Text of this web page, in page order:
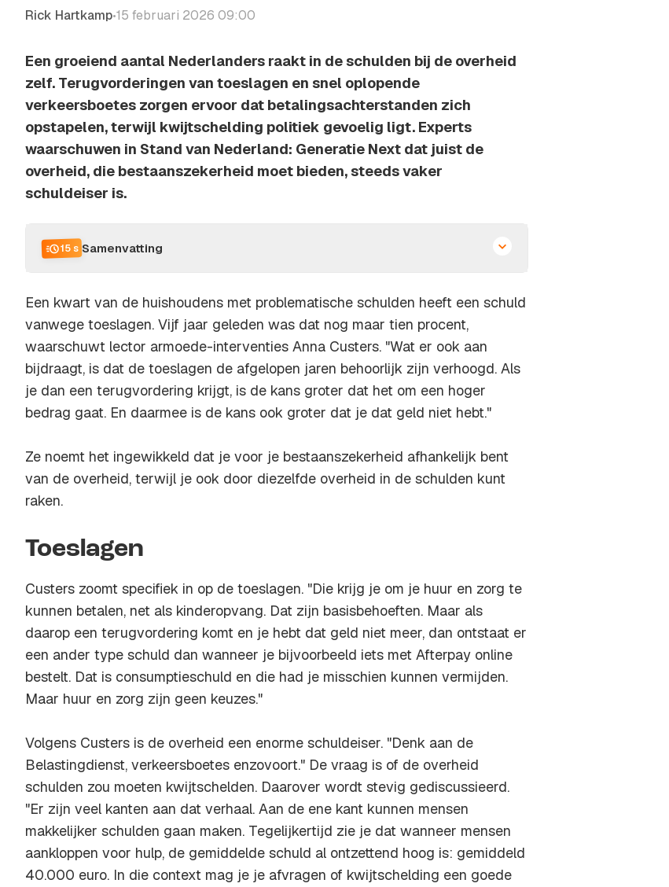
Rick Hartkamp•15 februari 2026 09:00
Een groeiend aantal Nederlanders raakt in de schulden bij de overheid
zelf. Terugvorderingen van toeslagen en snel oplopende
verkeersboetes zorgen ervoor dat betalingsachterstanden zich
opstapelen, terwijl kwijtschelding politiek gevoelig ligt. Experts
waarschuwen in Stand van Nederland: Generatie Next dat juist de
overheid, die bestaanszekerheid moet bieden, steeds vaker
schuldeiser is.
15 s Samenvatting
Een kwart van de huishoudens met problematische schulden heeft een schuld
vanwege toeslagen. Vijf jaar geleden was dat nog maar tien procent,
waarschuwt lector armoede-interventies Anna Custers. "Wat er ook aan
bijdraagt, is dat de toeslagen de afgelopen jaren behoorlijk zijn verhoogd. Als
je dan een terugvordering krijgt, is de kans groter dat het om een hoger
bedrag gaat. En daarmee is de kans ook groter dat je dat geld niet hebt."
Ze noemt het ingewikkeld dat je voor je bestaanszekerheid afhankelijk bent
van de overheid, terwijl je ook door diezelfde overheid in de schulden kunt
raken.
Toeslagen
Custers zoomt specifiek in op de toeslagen. "Die krijg je om je huur en zorg te
kunnen betalen, net als kinderopvang. Dat zijn basisbehoeften. Maar als
daarop een terugvordering komt en je hebt dat geld niet meer, dan ontstaat er
een ander type schuld dan wanneer je bijvoorbeeld iets met Afterpay online
bestelt. Dat is consumptieschuld en die had je misschien kunnen vermijden.
Maar huur en zorg zijn geen keuzes."
Volgens Custers is de overheid een enorme schuldeiser. "Denk aan de
Belastingdienst, verkeersboetes enzovoort." De vraag is of de overheid
schulden zou moeten kwijtschelden. Daarover wordt stevig gediscussieerd.
"Er zijn veel kanten aan dat verhaal. Aan de ene kant kunnen mensen
makkelijker schulden gaan maken. Tegelijkertijd zie je dat wanneer mensen
aankloppen voor hulp, de gemiddelde schuld al ontzettend hoog is: gemiddeld
40.000 euro. In die context mag je je afvragen of kwijtschelding een goede